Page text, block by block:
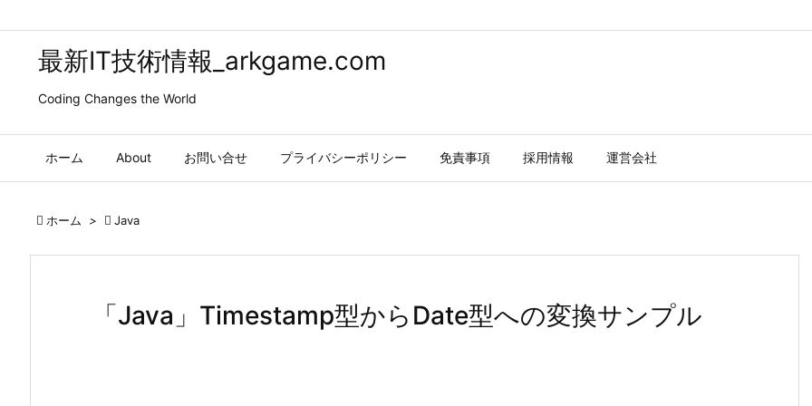
最新IT技術情報_arkgame.com
Coding Changes the World
ホーム About お問い合せ プライバシーポリシー 免責事項 採用情報 運営会社
 ホーム >  Java
「Java」Timestamp型からDate型への変換サンプル